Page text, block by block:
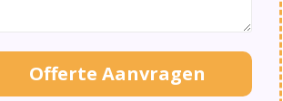
Offerte Aanvragen